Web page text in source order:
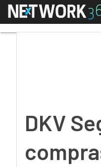
Menú
DKV